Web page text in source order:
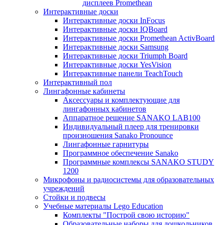
дисплеев Promethean
Интерактивные доски
Интерактивные доски InFocus
Интерактивные доски IQBoard
Интерактивные доски Promethean ActivBoard
Интерактивные доски Samsung
Интерактивные доски Triumph Board
Интерактивные доски YesVision
Интерактивные панели TeachTouch
Интерактивный пол
Лингафонные кабинеты
Аксессуары и комплектующие для
лингафонных кабинетов
Аппаратное решение SANAKO LAB100
Индивидуальный плеер для тренировки
произношения Sanako Pronounce
Лингафонные гарнитуры
Программное обеспечение Sanako
Программные комплексы SANAKO STUDY
1200
Микрофоны и радиосистемы для образовательных
учреждений
Стойки и подвесы
Учебные материалы Lego Education
Комплекты "Построй свою историю"